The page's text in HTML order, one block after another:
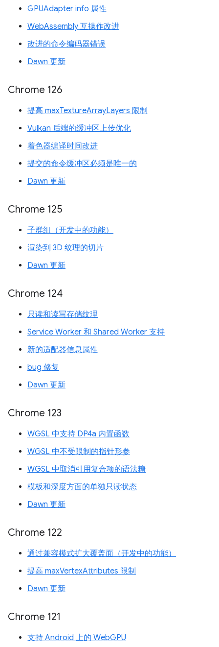
GPUAdapter info 属性
WebAssembly 互操作改进
改进的命令编码器错误
Dawn 更新
Chrome 126
提高 maxTextureArrayLayers 限制
Vulkan 后端的缓冲区上传优化
着色器编译时间改进
提交的命令缓冲区必须是唯一的
Dawn 更新
Chrome 125
子群组（开发中的功能）
渲染到 3D 纹理的切片
Dawn 更新
Chrome 124
只读和读写存储纹理
Service Worker 和 Shared Worker 支持
新的适配器信息属性
bug 修复
Dawn 更新
Chrome 123
WGSL 中支持 DP4a 内置函数
WGSL 中不受限制的指针形参
WGSL 中取消引用复合项的语法糖
模板和深度方面的单独只读状态
Dawn 更新
Chrome 122
通过兼容模式扩大覆盖面（开发中的功能）
提高 maxVertexAttributes 限制
Dawn 更新
Chrome 121
支持 Android 上的 WebGPU